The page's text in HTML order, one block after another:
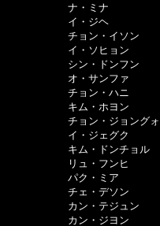
ナ・ミナ　　　　　　　
イ・ジヘ　　　　　　
チョン・イソン　　　
イ・ソヒョン　　　　
シン・ドンフン　　　
オ・サンファ　　　　
チョン・ハニ　　　　
キム・ホヨン　　　　
チョン・ジョングォン
イ・ジェグク　　　　　
キム・ドンチョル　　　
リュ・フンヒ　　　　　
パク・ミア　　　　　　
チェ・デソン　　　　　→
カン・テジュン　　　　→
カン・ジヨン　　　　　→